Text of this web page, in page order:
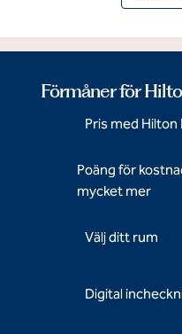
Förmåner för
Pris med
Poäng för
mycket mer
Välj ditt rum
Digital